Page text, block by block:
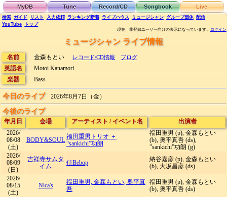
MyDB Tune Record/CD Songbook Live
検索 ガイド リスト 入力依頼 ランキング新着 ライブハウス ミュージシャン グループ団体 配信
YouTube
トップ
現在、非登録ユーザー向けの表示になっています。 ログイン
ミュージシャン ライブ情報
名前 金森もとい レコード/CD情報 ブログ
英語名
Motoi Kanamori
楽器
Bass
今日のライブ 2026年8月7日（金）
今後のライブ
年月日 会場 アーティスト / イベント名
出演者
2026/
08/08
(土)
BODY&SOUL 福田重男トリオ ＋
“sankichi”功朗
福田重男 (p), 金森もとい
(b), 奥平真吾 (ds),
”sankichi”功朗 (g)
2026/
08/09
(日)
吉祥寺サムタ
イム
侍Bebop
納谷嘉彦 (p), 金森もとい
(b), 大坂昌彦 (ds)
2026/
08/15
(土)
Nica's
福田重男, 金森もとい, 奥平真
吾
福田重男 (p), 金森もとい
(b), 奥平真吾 (ds)